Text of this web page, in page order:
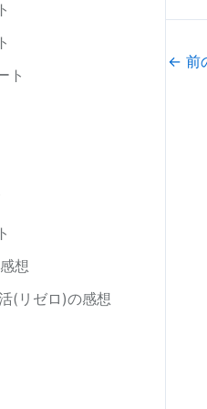
ト
想
(リゼロ)の感想
← 前